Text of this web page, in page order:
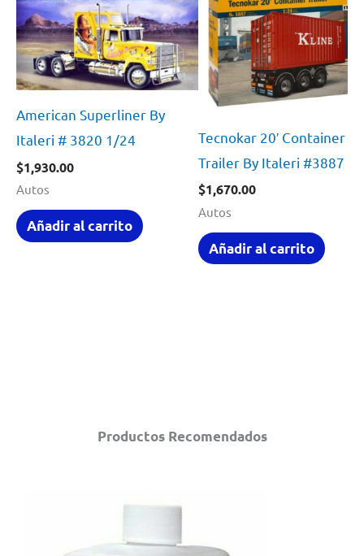
Productos Recomendados
American Superliner By
Italeri # 3820 1/24
$1,930.00
Autos
Añadir al carrito
Tecnokar 20′ Container
Trailer By Italeri #3887
$1,670.00
Autos
Añadir al carrito